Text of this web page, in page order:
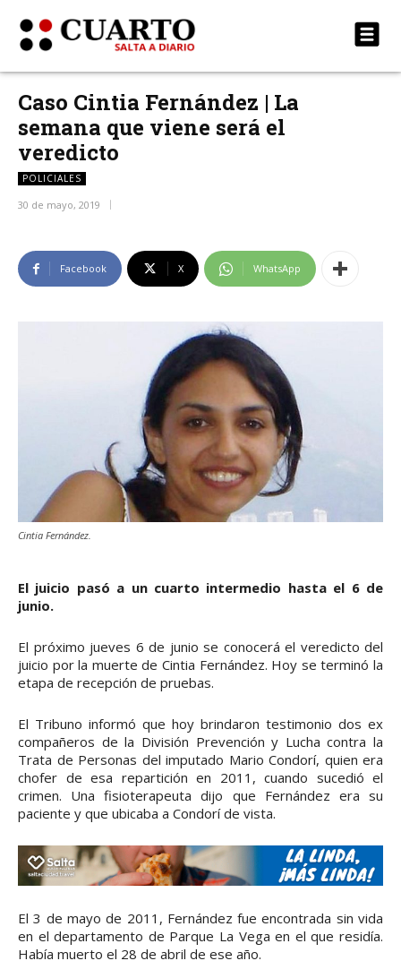
Caso Cintia Fernández | La
semana que viene será el
veredicto
POLICIALES
30 de mayo, 2019
Facebook X WhatsApp
Cintia Fernández.
El juicio pasó a un cuarto intermedio hasta el 6 de
junio.
El próximo jueves 6 de junio se conocerá el veredicto del
juicio por la muerte de Cintia Fernández. Hoy se terminó la
etapa de recepción de pruebas.
El Tribuno informó que hoy brindaron testimonio dos ex
compañeros de la División Prevención y Lucha contra la
Trata de Personas del imputado Mario Condorí, quien era
chofer de esa repartición en 2011, cuando sucedió el
crimen. Una fisioterapeuta dijo que Fernández era su
paciente y que ubicaba a Condorí de vista.
El 3 de mayo de 2011, Fernández fue encontrada sin vida
en el departamento de Parque La Vega en el que residía.
Había muerto el 28 de abril de ese año.